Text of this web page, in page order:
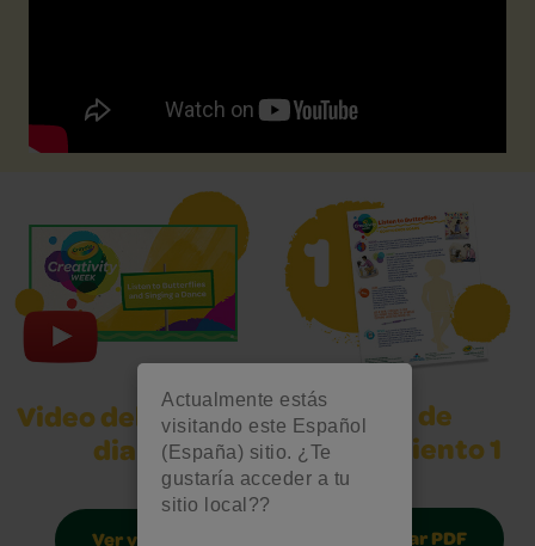
Actualmente estás
visitando este Español
(España) sitio. ¿Te
gustaría acceder a tu
sitio local??
Video del desafío
diario
Hoja de
pensamiento 1
Descargar PDF